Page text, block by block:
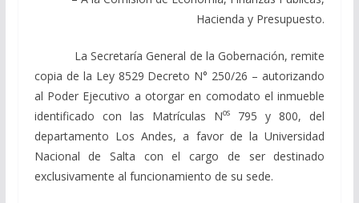
Hacienda y Presupuesto.
La Secretaría General de la Gobernación, remite
copia de la Ley 8529 Decreto N° 250/26 – autorizando
al Poder Ejecutivo a otorgar en comodato el inmueble
identificado con las Matrículas Nos
795 y 800, del
departamento Los Andes, a favor de la Universidad
Nacional de Salta con el cargo de ser destinado
exclusivamente al funcionamiento de su sede.